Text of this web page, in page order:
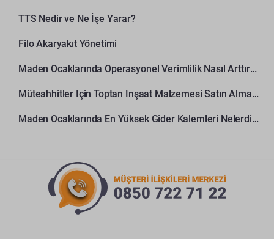
TTS Nedir ve Ne İşe Yarar?
Filo Akaryakıt Yönetimi
Maden Ocaklarında Operasyonel Verimlilik Nasıl Arttırılır?
Müteahhitler İçin Toptan İnşaat Malzemesi Satın Alma Rehberi
Maden Ocaklarında En Yüksek Gider Kalemleri Nelerdir?